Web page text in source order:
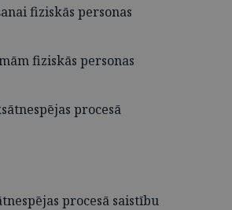
fiziskās personas
fiziskās personas
procesā
procesā saistību